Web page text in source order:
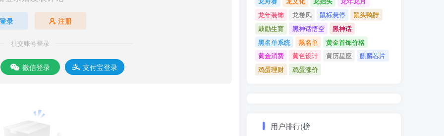
登录 注册
社交账号登录
微信登录 支付宝登录
龙年装饰
龙卷风 鼠标悬停
鼠头鸭脖
鼓励生育
黑神话悟空
黑神话
黑名单系统
黑名单
黄金首饰价格
黄金消费
黄色设计 黄历星座
麒麟芯片
鸡蛋理财
鸡蛋涨价
用户排行(榜